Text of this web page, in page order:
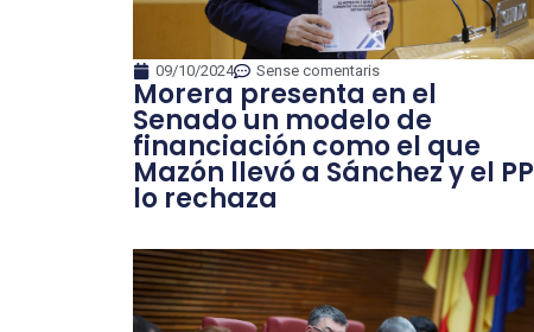
09/10/2024 Sense comentaris
Morera presenta en el
Senado un modelo de
financiación como el que
Mazón llevó a Sánchez y el PP
lo rechaza